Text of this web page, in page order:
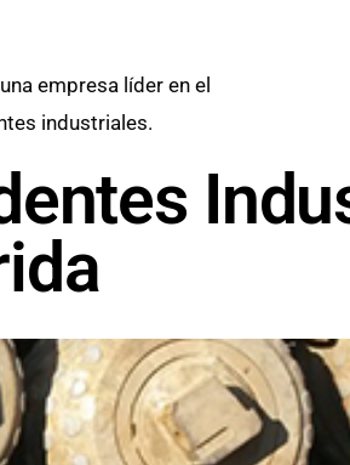
empresa líder en el
industriales.